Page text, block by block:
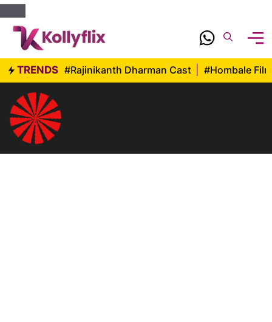
Skip
content
TRENDS #Rajinikanth Dharman Cast #Hombale